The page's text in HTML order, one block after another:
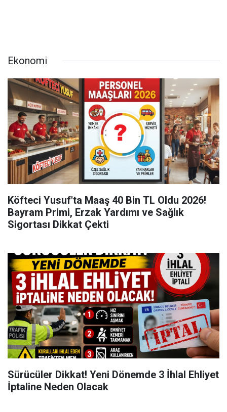
Ekonomi
Köfteci Yusuf'ta Maaş 40 Bin TL Oldu 2026!
Bayram Primi, Erzak Yardımı ve Sağlık
Sigortası Dikkat Çekti
Sürücüler Dikkat! Yeni Dönemde 3 İhlal Ehliyet
İptaline Neden Olacak